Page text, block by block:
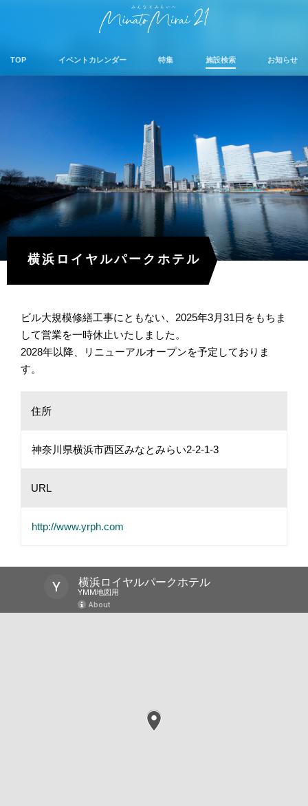
TOP イベントカレンダー 特集 施設検索 お知らせ
横浜ロイヤルパークホテル
ビル大規模修繕工事にともない、2025年3月31日をもちま
して営業を一時休止いたしました。
2028年以降、リニューアルオープンを予定しておりま
す。
住所
神奈川県横浜市西区みなとみらい2-2-1-3
URL
http://www.yrph.com